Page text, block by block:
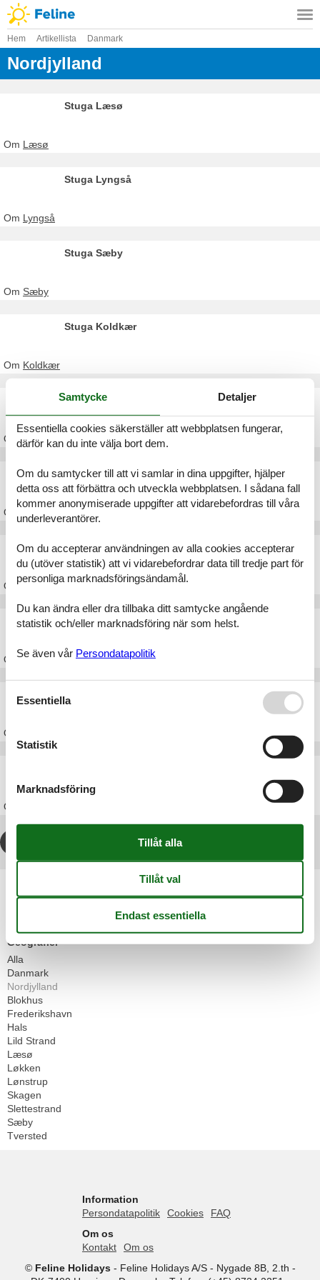
Hem Artikellista Danmark
Nordjylland
Stuga Læsø
Om Læsø
Stuga Lyngså
Om Lyngså
Stuga Sæby
Om Sæby
Stuga Koldkær
Om Koldkær
Stuga Hou
OmHou
Stuga Hals
Om Hals
Stuga Jerup
OmJerup
Stuga Strandby
OmStrandby
Stuga Bratten
Om
Om
> >>
Alla
Geografier
Alla
Danmark
Nordjylland
Blokhus
Frederikshavn
Hals
Lild Strand
Læsø
Løkken
Lønstrup
Skagen
Slettestrand
Sæby
Tversted
Information
Persondatapolitik
Cookies
FAQ
Om os
Kontakt
Om os
© Feline Holidays- Feline Holidays A/S- Nygade 8B, 2.th -
Samtycke Detaljer
Essentiella cookies säkerställer att webbplatsen fungerar,
därför kan du inte välja bort dem.
Om du samtycker till att vi samlar in dina uppgifter, hjälper
detta oss att förbättra och utveckla webbplatsen. I sådana fall
kommer anonymiserade uppgifter att vidarebefordras till våra
underleverantörer.
Om du accepterar användningen av alla cookies accepterar
du (utöver statistik) att vi vidarebefordrar data till tredje part för
personliga marknadsföringsändamål.
Du kan ändra eller dra tillbaka ditt samtycke angående
statistik och/eller marknadsföring när som helst.
Se även vår Persondatapolitik
Essentiella
Statistik
Marknadsföring